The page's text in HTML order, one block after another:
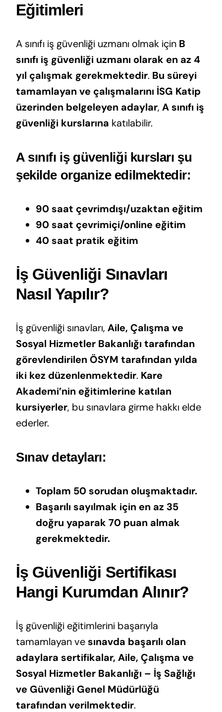
Eğitimleri
A sınıfı iş güvenliği uzmanı olmak için B
sınıfı iş güvenliği uzmanı olarak en az 4
yıl çalışmak gerekmektedir. Bu süreyi
tamamlayan ve çalışmalarını İSG Katip
üzerinden belgeleyen adaylar, A sınıfı iş
güvenliği kurslarına katılabilir.
A sınıfı iş güvenliği kursları şu
şekilde organize edilmektedir:
90 saat çevrimdışı/uzaktan eğitim
90 saat çevrimiçi/online eğitim
40 saat pratik eğitim
İş Güvenliği Sınavları
Nasıl Yapılır?
İş güvenliği sınavları, Aile, Çalışma ve
Sosyal Hizmetler Bakanlığı tarafından
görevlendirilen ÖSYM tarafından yılda
iki kez düzenlenmektedir. Kare
Akademi’nin eğitimlerine katılan
kursiyerler, bu sınavlara girme hakkı elde
ederler.
Sınav detayları:
Toplam 50 sorudan oluşmaktadır.
Başarılı sayılmak için en az 35
doğru yaparak 70 puan almak
gerekmektedir.
İş Güvenliği Sertifikası
Hangi Kurumdan Alınır?
İş güvenliği eğitimlerini başarıyla
tamamlayan ve sınavda başarılı olan
adaylara sertifikalar, Aile, Çalışma ve
Sosyal Hizmetler Bakanlığı – İş Sağlığı
ve Güvenliği Genel Müdürlüğü
tarafından verilmektedir.